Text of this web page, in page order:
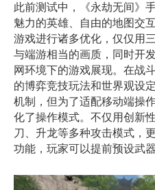
此前测试中，《永劫无间》
魅力的英雄、自由的地图交
游戏进行诸多优化，仅仅用
与端游相当的画质，同时开
网环境下的游戏展现。在战
的博弈竞技玩法和世界观设
机制，但为了适配移动端操
化了操作模式。不仅用创新
刀、升龙等多种攻击模式，
功能，玩家可以提前预设武